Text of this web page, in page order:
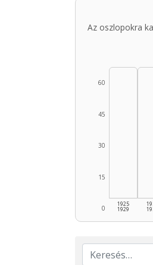
Az oszlopokra
0
15
30
45
60
1925
1929